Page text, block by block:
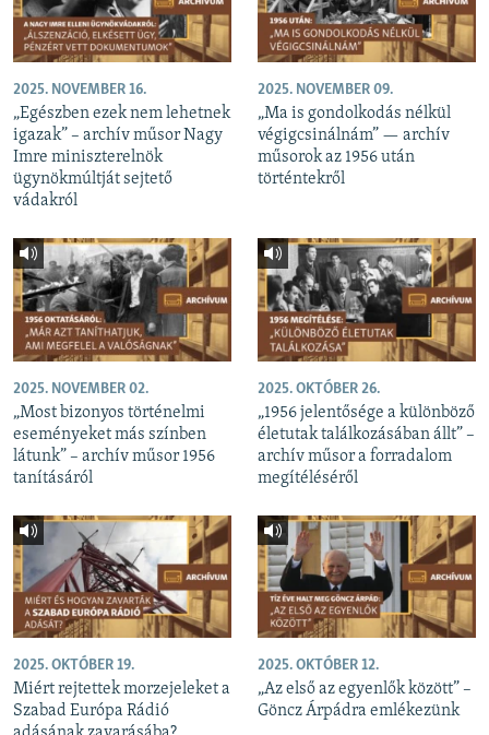
2025. NOVEMBER 16.
„Egészben ezek nem lehetnek
igazak” – archív műsor Nagy
Imre miniszterelnök
ügynökmúltját sejtető
vádakról
2025. NOVEMBER 09.
„Ma is gondolkodás nélkül
végigcsinálnám” — archív
műsorok az 1956 után
történtekről
2025. NOVEMBER 02.
„Most bizonyos történelmi
eseményeket más színben
látunk” – archív műsor 1956
tanításáról
2025. OKTÓBER 26.
„1956 jelentősége a különböző
életutak találkozásában állt” –
archív műsor a forradalom
megítéléséről
2025. OKTÓBER 19.
Miért rejtettek morzejeleket a
Szabad Európa Rádió
2025. OKTÓBER 12.
„Az első az egyenlők között” –
Göncz Árpádra emlékezünk